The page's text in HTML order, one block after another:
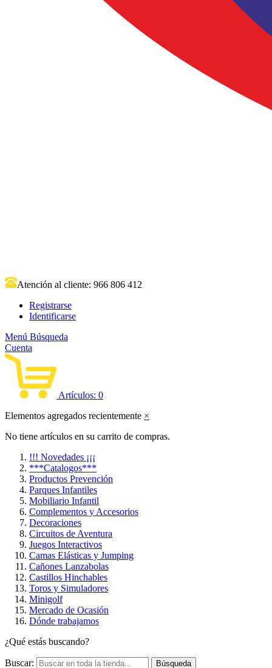
Atención al cliente: 966 806 412
Registrarse
Identificarse
Menú Búsqueda
Cuenta
Artículos: 0
Elementos agregados recientemente ×
No tiene artículos en su carrito de compras.
!!! Novedades ¡¡¡
***Catalogos***
Productos Prevención
Parques Infantiles
Mobiliario Infantil
Complementos y Accesorios
Decoraciones
Circuitos de Aventura
Juegos Interactivos
Camas Elásticas y Jumping
Cañones Lanzabolas
Castillos Hinchables
Toros y Simuladores
Minigolf
Mercado de Ocasión
Dónde trabajamos
¿Qué estás buscando?
Buscar: Búsqueda